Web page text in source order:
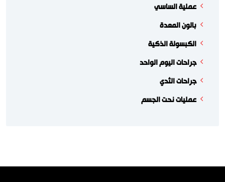
عملية الساسي
بالون المعدة
الكبسولة الذكية
جراحات اليوم الواحد
جراحات الثدي
عمليات نحت الجسم